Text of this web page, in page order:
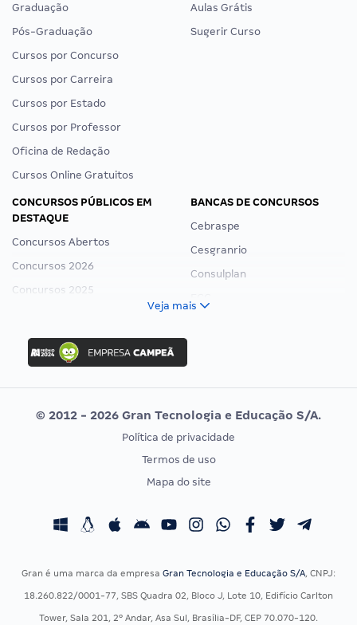
Graduação
Pós-Graduação
Cursos por Concurso
Cursos por Carreira
Cursos por Estado
Cursos por Professor
Oficina de Redação
Cursos Online Gratuitos
Aulas Grátis
Sugerir Curso
CONCURSOS PÚBLICOS EM
DESTAQUE
Concursos Abertos
Concursos 2026
Concursos 2025
Concurso Ibama
Concurso MPU
Editais publicados
BANCAS DE CONCURSOS
Cebraspe
Cesgranrio
Consulplan
Vunesp
CONCURSOS POR PROFISSÃO
Concursos Fiscais
Concursos Saúde
EXAME DE ORDEM
Calendário OAB
Veja mais
© 2012 - 2026 Gran Tecnologia e Educação S/A.
Política de privacidade
Termos de uso
Mapa do site
Gran é uma marca da empresa Gran Tecnologia e Educação S/A, CNPJ:
18.260.822/0001-77, SBS Quadra 02, Bloco J, Lote 10, Edifício Carlton
Tower, Sala 201, 2º Andar, Asa Sul, Brasília-DF, CEP 70.070-120.